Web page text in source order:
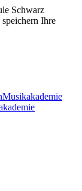
Schwarz
Ihre
Musikakademie